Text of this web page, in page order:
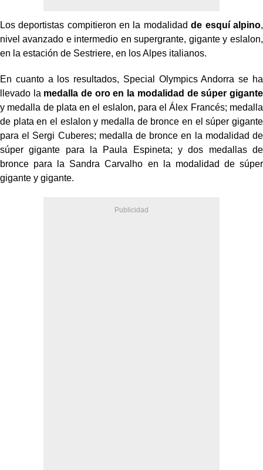
Los deportistas compitieron en la modalidadde esquí alpino,
nivel avanzado e intermedio en supergrante, gigante y eslalon,
en la estación de Sestriere, en los Alpes italianos.
En cuanto a los resultados, Special Olympics Andorra se ha
llevado la medalla de oro en la modalidad de súper gigante
y medalla de plata en el eslalon, para el Álex Francés; medalla
de plata en el eslalon y medalla de bronce en el súper gigante
para el Sergi Cuberes; medalla de bronce en la modalidad de
súper gigante para la Paula Espineta; y dos medallas de
bronce para la Sandra Carvalho en la modalidad de súper
gigante y gigante.